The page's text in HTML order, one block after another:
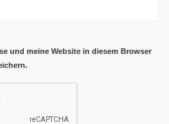
und meine Website in diesem Browser